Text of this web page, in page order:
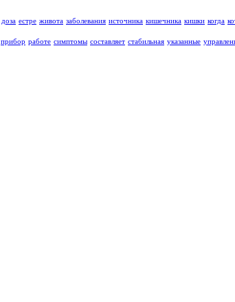
доза естре живота заболевания источника кишечника кишки когда
прибор работе симптомы составляет стабильная указанные